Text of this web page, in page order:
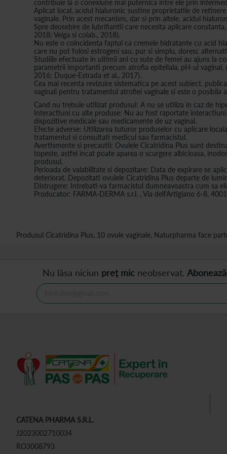
contribuie la o conexiune mai puternica intre ele prin
Aplicat local, acidul hialuronic sustine proprietatile de
vaginale. Prin acest mecanism, dar si prin altele, acidul
Spre deosebire de lubrifiantii care necesita aplicare
2018; Veiga si colab., 2018).
Nu este o coincidenta faptul ca cremele hidratante cu acid
care nu pot folosi estrogeni sau, pur si simplu, doresc
Studiile efectuate in ultimii ani cu sute de femei au ajuns la
parametrii importanti precum atrofia epiteliala, pH-ul vaginal,
2016; Duque-Estrada et al., 2017).
Cea mai recenta revizuire sistematica pe acest subiect,
vaginali pentru tratamentul atrofiei vaginale si este o
Cand nu trebuie utilizat produsul: A nu se utiliza in caz de
Interactiuni cu alte produse: Nu au fost raportate
dispozitive medicale sau medicamente de uz vaginal.
Efecte adverse: Utilizarea tuturor produselor cu aplicare
tratamentul si consultati medicul sau farmacistul.
Avertismente si precautii: Ovulele Cicatridina Plus sunt
topeste, astfel incat poate aparea o scurgere albicioasa,
produsul.
Perioada de valabilitate si depozitare: Data de expirare se
deteriorat. Depozitati ovulele Cicatridina Plus departe de
Distrugere: Intrebati-va farmacistul dumneavoastra cum sa
Producator: FARMA-DERMA s.r.l. , Via dell'Artigiano 6-8,
Produsul Cicatridina Plus, 10 ovule vaginale, Naturpharma face
Nu lăsa niciun preț mic neobservat.
CATENA PHARMA S.R.L.
J2023002710034
RO3008793